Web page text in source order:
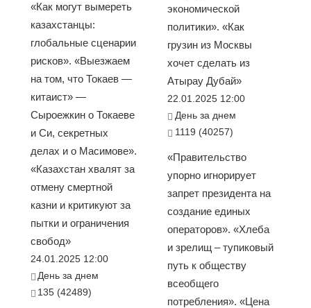
«Как могут вымереть
казахстанцы:
глобальные сценарии
рисков». «Выезжаем
на том, что Токаев —
китаист» —
Сыроежкин о Токаеве
и Си, секретных
делах и о Масимове».
«Казахстан хвалят за
отмену смертной
казни и критикуют за
пытки и ограничения
свобод»
24.01.2025 12:00
День за днем
135 (42489)
экономической
политики». «Как
грузин из Москвы
хочет сделать из
Атырау Дубай»
22.01.2025 12:00
День за днем
1119 (40257)
«Правительство
упорно игнорирует
запрет президента на
создание единых
операторов». «Хлеба
и зрелищ – тупиковый
путь к обществу
всеобщего
потребления». «Цена